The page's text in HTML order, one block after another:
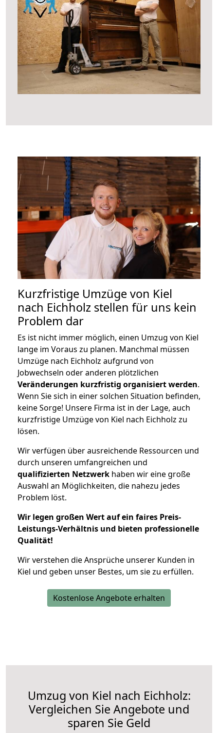
Kurzfristige Umzüge von Kiel
nach Eichholz stellen für uns kein
Problem dar
Es ist nicht immer möglich, einen Umzug von Kiel
lange im Voraus zu planen. Manchmal müssen
Umzüge nach Eichholz aufgrund von
Jobwechseln oder anderen plötzlichen
Veränderungen kurzfristig organisiert werden.
Wenn Sie sich in einer solchen Situation befinden,
keine Sorge! Unsere Firma ist in der Lage, auch
kurzfristige Umzüge von Kiel nach Eichholz zu
lösen.
Wir verfügen über ausreichende Ressourcen und
durch unseren umfangreichen und
qualifizierten Netzwerk haben wir eine große
Auswahl an Möglichkeiten, die nahezu jedes
Problem löst.
Wir legen großen Wert auf ein faires Preis-
Leistungs-Verhältnis und bieten professionelle
Qualität!
Wir verstehen die Ansprüche unserer Kunden in
Kiel und geben unser Bestes, um sie zu erfüllen.
Kostenlose Angebote erhalten
Umzug von Kiel nach Eichholz:
Vergleichen Sie Angebote und
sparen Sie Geld